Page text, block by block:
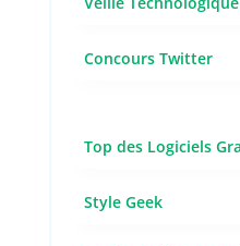
Concours Twitter
Top des Logiciels
Style Geek